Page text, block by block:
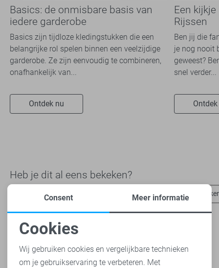
Basics: de onmisbare basis van
iedere garderobe
Basics zijn tijdloze kledingstukken die een
belangrijke rol spelen binnen een veelzijdige
garderobe. Ze zijn eenvoudig te combineren,
onafhankelijk van...
Ontdek nu
Een
Rijssen
Ben jij die
je nog nooit
geweest?
snel verder...
Heb je dit al eens bekeken?
State of Art vesten State of Art polo`s State of Art
Noodzakelijke cookies
Personalisatie cookies
Consent Meer informatie
Cookies
Wij gebruiken cookies en vergelijkbare technieken
om je gebruikservaring te verbeteren. Met